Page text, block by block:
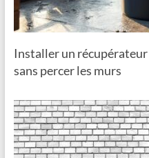
Installer un récupérateur
sans percer les murs